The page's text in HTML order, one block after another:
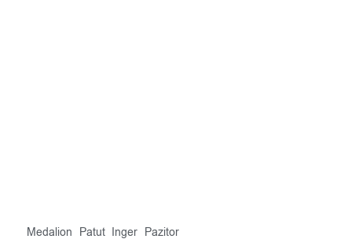
Medalion Patut Inger Pazitor